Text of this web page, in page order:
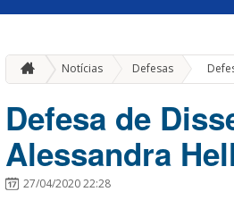
Notícias Defesas »
Defesa de
Alessandra
27/04/2020 22:28